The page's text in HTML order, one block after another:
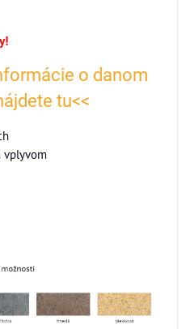
o danom
tu<<
vplyvom